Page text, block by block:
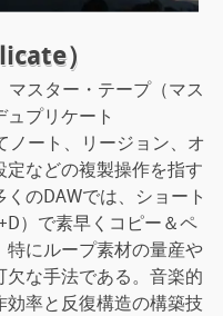
）
マスター・テープ（マス
ュプリケート
ノート、リージョン、オ
定などの複製操作を指す
のDAWでは、ショート
）で素早くコピー＆ペ
特にループ素材の量産や
欠な手法である。音楽的
効率と反復構造の構築技